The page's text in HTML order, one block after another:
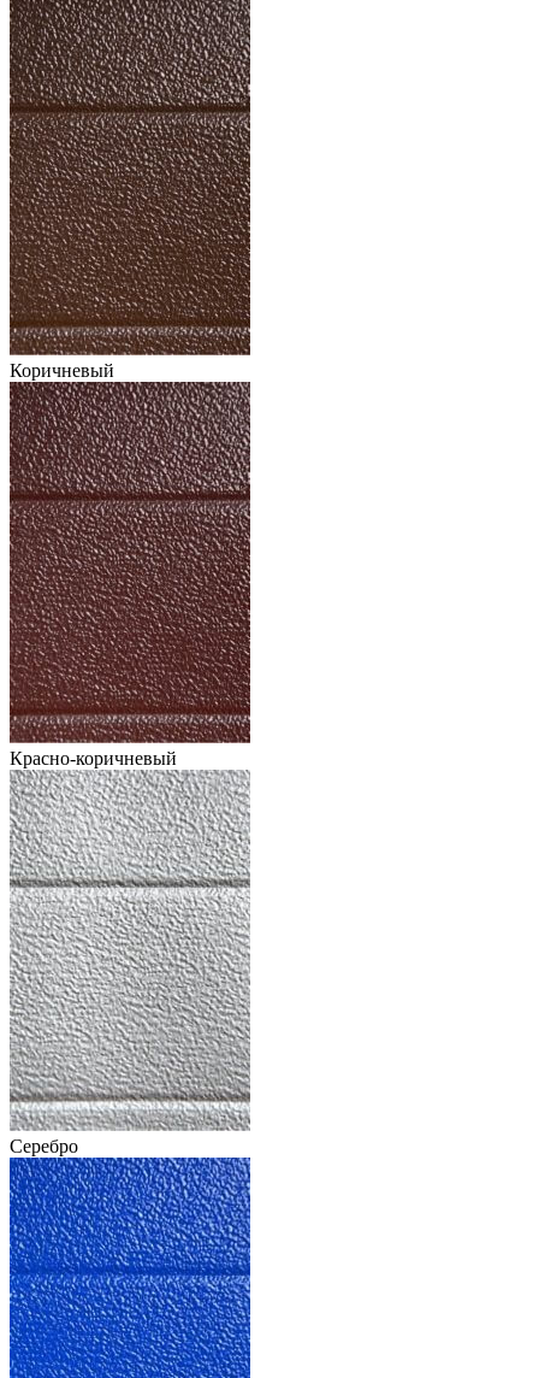
Коричневый
Красно-коричневый
Серебро